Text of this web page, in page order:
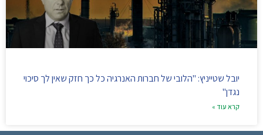
יובל שטייניץ: "הלובי של חברות האנרגיה כל כך חזק שאין לך סיכוי
נגדן"
קרא עוד »